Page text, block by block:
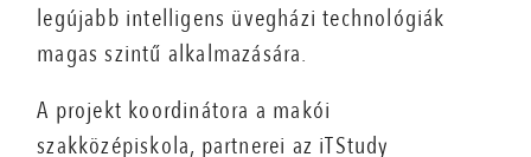
legújabb intelligens üvegházi technológiák
magas szintű alkalmazására.
A projekt koordinátora a makói
szakközépiskola, partnerei az iTStudy